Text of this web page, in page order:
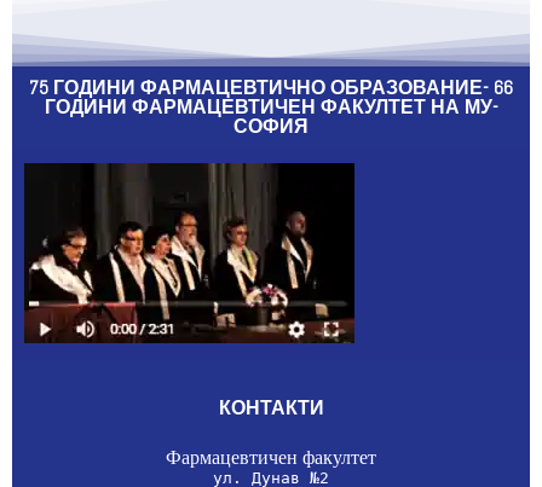
75 ГОДИНИ ФАРМАЦЕВТИЧНО ОБРАЗОВАНИЕ- 66
ГОДИНИ ФАРМАЦЕВТИЧЕН ФАКУЛТЕТ НА МУ-
СОФИЯ
КОНТАКТИ